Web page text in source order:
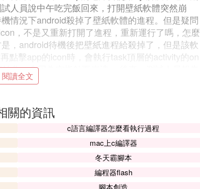
人員說中午吃完飯回來，打開壁紙軟體突然崩
情況下android殺掉了壁紙軟體的進程。但是疑問
，不是又重新打開了進程，重新運行了嗎，怎麼
，android待機後把壁紙進程給殺掉了，但是該軟
點擊app的icon時，會執行task頂層的activity的on
化，會因為空指針而崩潰。 後來，測試人員報告
體，歡迎界面的圖片顯示不出來，以後每次打開軟
數imagewidth在第一次時是0，沒有賦值，之後
最後找到原因了，imagewidth是一個全局靜態變
值(賦上屏幕的寬度)。由於線程的非同步問題而導
並不是進程重啟，而是activity重啟，imagewidt
閱讀全文
關的資訊
c語言編譯器怎麼看執行過程
mac上c編譯器
冬天霸腳本
編程器flash
腳本創造